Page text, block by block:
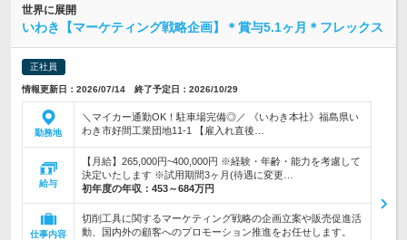
世界に展開
いわき【マーケティング戦略企画】＊賞与5.1ヶ月＊フレックス
正社員
情報更新日：2026/07/14 終了予定日：2026/10/29
勤務地
＼マイカー通勤OK！駐車場完備◎／ 《いわき本社》福島県い
わき市好間工業団地11-1 【雇入れ直後…
給与
【月給】265,000円~400,000円 ※経験・年齢・能力を考慮して
決定いたします ※試用期間3ヶ月(待遇に変更…
初年度の年収： 453～684万円
仕事内容
切削工具に関するマーケティング戦略の企画立案や販売促進活
動、国内外の顧客へのプロモーション推進をお任せします。